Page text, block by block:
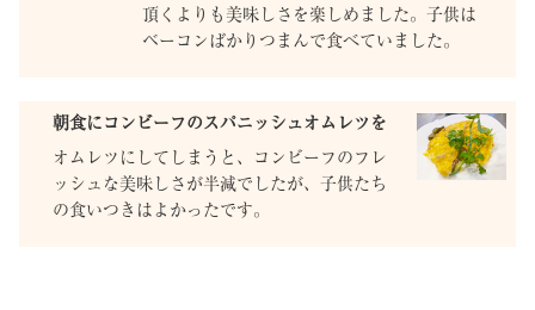
頂くよりも美味しさを楽しめました。子供は
ベーコンばかりつまんで食べていました。
朝食にコンビーフのスパニッシュオムレツを
オムレツにしてしまうと、コンビーフのフレ
ッシュな美味しさが半減でしたが、子供たち
の食いつきはよかったです。